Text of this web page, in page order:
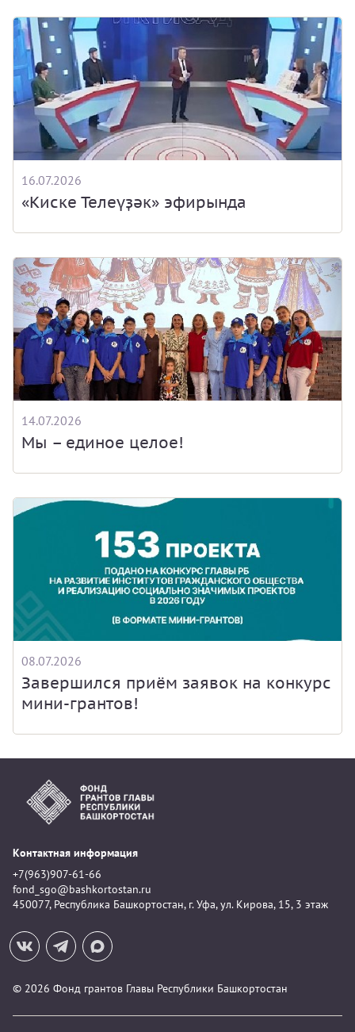
16.07.2026
«Киске Телеүҙәк» эфирында
14.07.2026
Мы – единое целое!
08.07.2026
Завершился приём заявок на конкурс
мини-грантов!
Контактная информация
+7(963)907-61-66
fond_sgo@bashkortostan.ru
450077, Республика Башкортостан, г. Уфа, ул. Кирова, 15, 3 этаж
© 2026 Фонд грантов Главы Республики Башкортостан